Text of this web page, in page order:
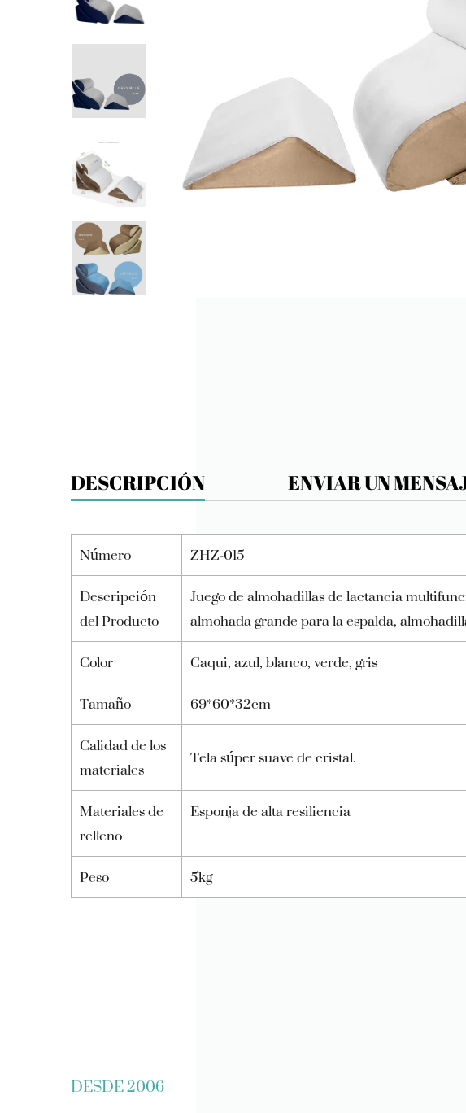
DESCRIPCIÓN ENVIAR UN
Número
ZHZ-015
Descripción
del Producto
Juego de almohadillas de lactancia
almohada grande para la espalda,
Color
Caqui, azul, blanco, verde, gris
Tamaño
69*60*32cm
Calidad de los
materiales
Tela súper suave de cristal.
Materiales de
relleno
Esponja de alta resiliencia
Peso
5kg
DESDE 2006